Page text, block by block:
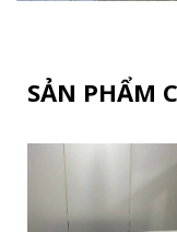
SẢN PHẨM